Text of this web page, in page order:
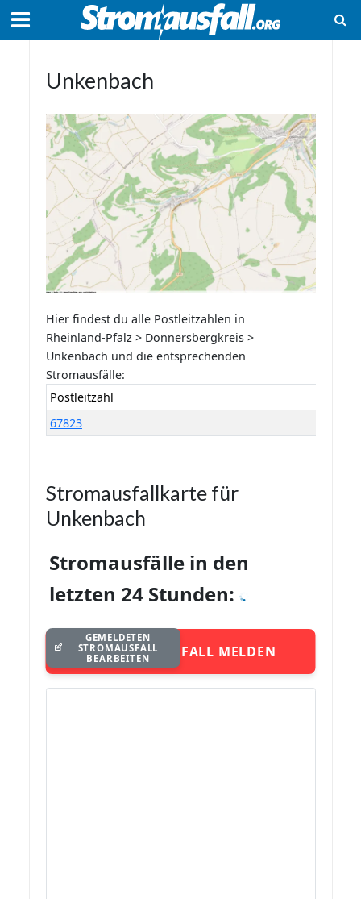
Unkenbach
Hier findest du alle Postleitzahlen in
Rheinland-Pfalz > Donnersbergkreis >
Unkenbach und die entsprechenden
Stromausfälle:
Postleitzahl
67823
Stromausfallkarte für
Unkenbach
Stromausfälle in den
letzten 24 Stunden:
STROMAUSFALL MELDEN
GEMELDETEN
STROMAUSFALL
BEARBEITEN